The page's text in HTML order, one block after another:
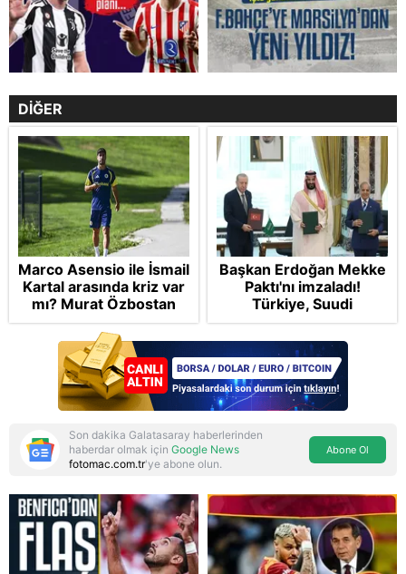
Reddet
DİĞER
Marco Asensio ile İsmail
Kartal arasında kriz var
mı? Murat Özbostan
analiz etti: Egoları da
yönetmelisiniz
Başkan Erdoğan Mekke
Paktı'nı imzaladı!
Türkiye, Suudi
Arabistan ve
Pakistan'dan stratejik
güvenlik adımı:
Anlaşmanın tüm
detayları
Son dakika Galatasaray haberlerinden
haberdar olmak için Google News
fotomac.com.tr'ye abone olun.
Abone Ol